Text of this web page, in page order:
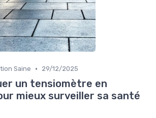
Saine • 29/12/2025
un tensiomètre en
mieux surveiller sa santé